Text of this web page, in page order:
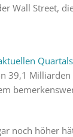
Wall Street,
39,1
noch höher